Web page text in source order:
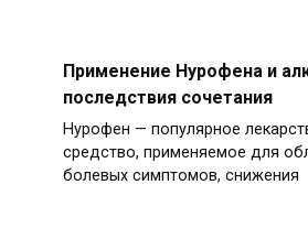
Применение Нурофена и
последствия сочетания
Нурофен — популярное
средство, применяемое для
болевых симптомов, снижения